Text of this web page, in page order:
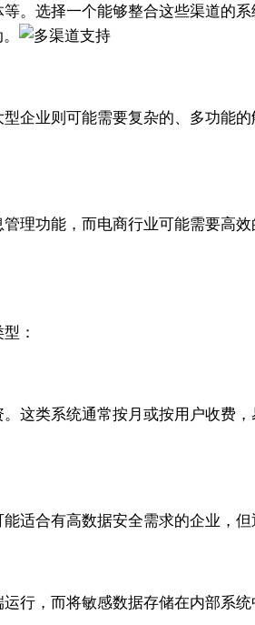
。选择一个能够整合这些渠道的
。
企业则可能需要复杂的、多功能
理功能，而电商行业可能需要高
：
这类系统通常按月或按用户收费
适合有高数据安全需求的企业，但
，而将敏感数据存储在内部系